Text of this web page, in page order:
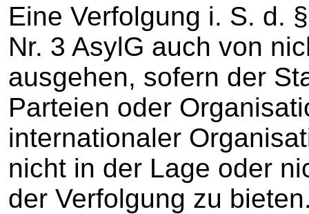
Eine Verfolgung i. S. d.
Nr. 3 AsylG auch von
ausgehen, sofern der
Parteien oder
internationaler
nicht in der Lage oder
der Verfolgung zu